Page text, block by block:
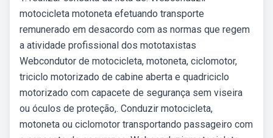
motocicleta motoneta efetuando transporte
remunerado em desacordo com as normas que regem
a atividade profissional dos mototaxistas
Webcondutor de motocicleta, motoneta, ciclomotor,
triciclo motorizado de cabine aberta e quadriciclo
motorizado com capacete de segurança sem viseira
ou óculos de proteção,. Conduzir motocicleta,
motoneta ou ciclomotor transportando passageiro com